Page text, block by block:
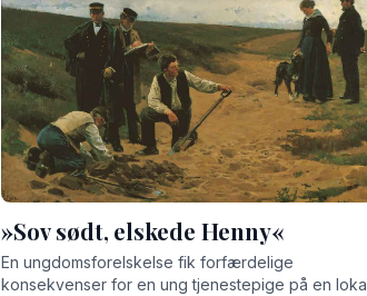
»Sov sødt, elskede Henny«
En ungdomsforelskelse fik forfærdelige
konsekvenser for en ung tjenestepige på en lokal